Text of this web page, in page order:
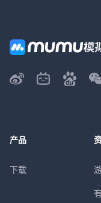
产品
下载